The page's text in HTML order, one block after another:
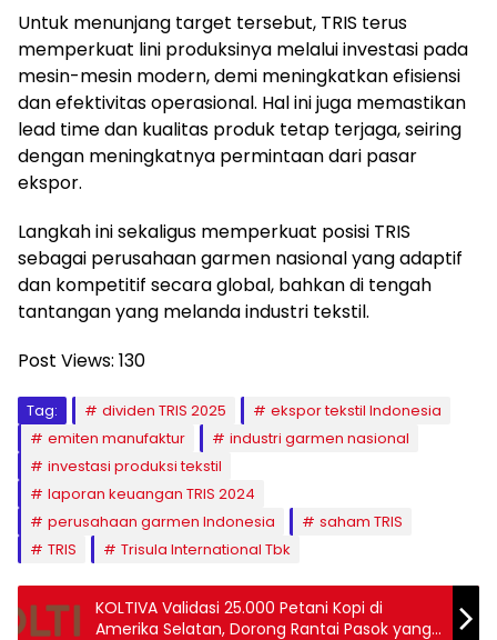
Untuk menunjang target tersebut, TRIS terus
memperkuat lini produksinya melalui investasi pada
mesin-mesin modern, demi meningkatkan efisiensi
dan efektivitas operasional. Hal ini juga memastikan
lead time dan kualitas produk tetap terjaga, seiring
dengan meningkatnya permintaan dari pasar
ekspor.
Langkah ini sekaligus memperkuat posisi TRIS
sebagai perusahaan garmen nasional yang adaptif
dan kompetitif secara global, bahkan di tengah
tantangan yang melanda industri tekstil.
Post Views: 130
Tag: dividen TRIS 2025
ekspor tekstil Indonesia
emiten manufaktur
industri garmen nasional
investasi produksi tekstil
laporan keuangan TRIS 2024
perusahaan garmen Indonesia
saham TRIS
TRIS
Trisula International Tbk
KOLTIVA Validasi 25.000 Petani Kopi di
Amerika Selatan, Dorong Rantai Pasok yang